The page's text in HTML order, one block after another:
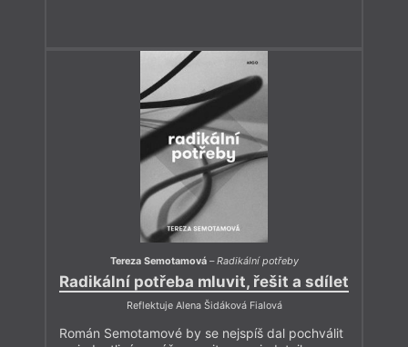
Tereza Semotamová–Radikální potřeby
Radikální potřeba mluvit, řešit a sdílet
Reflektuje Alena Šidáková Fialová
Román Semotamové by se nejspíš dal pochválit